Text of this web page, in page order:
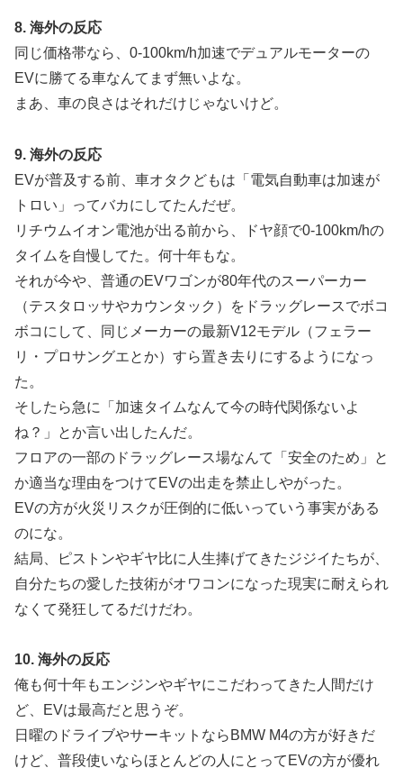
8. 海外の反応
同じ価格帯なら、0-100km/h加速でデュアルモーターの
EVに勝てる車なんてまず無いよな。
まあ、車の良さはそれだけじゃないけど。
9. 海外の反応
EVが普及する前、車オタクどもは「電気自動車は加速が
トロい」ってバカにしてたんだぜ。
リチウムイオン電池が出る前から、ドヤ顔で0-100km/hの
タイムを自慢してた。何十年もな。
それが今や、普通のEVワゴンが80年代のスーパーカー
（テスタロッサやカウンタック）をドラッグレースでボコ
ボコにして、同じメーカーの最新V12モデル（フェラー
リ・プロサングエとか）すら置き去りにするようになっ
た。
そしたら急に「加速タイムなんて今の時代関係ないよ
ね？」とか言い出したんだ。
フロアの一部のドラッグレース場なんて「安全のため」と
か適当な理由をつけてEVの出走を禁止しやがった。
EVの方が火災リスクが圧倒的に低いっていう事実がある
のにな。
結局、ピストンやギヤ比に人生捧げてきたジジイたちが、
自分たちの愛した技術がオワコンになった現実に耐えられ
なくて発狂してるだけだわ。
10. 海外の反応
俺も何十年もエンジンやギヤにこだわってきた人間だけ
ど、EVは最高だと思うぞ。
日曜のドライブやサーキットならBMW M4の方が好きだ
けど、普段使いならほとんどの人にとってEVの方が優れ